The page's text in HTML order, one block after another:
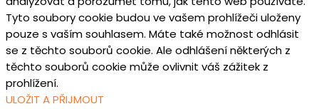
Tyto soubory cookie budou ve vašem prohlížeči uloženy
pouze s vaším souhlasem. Máte také možnost odhlásit
se z těchto souborů cookie. Ale odhlášení některých z
těchto souborů cookie může ovlivnit váš zážitek z
prohlížení.
ULOŽIT A PŘIJMOUT